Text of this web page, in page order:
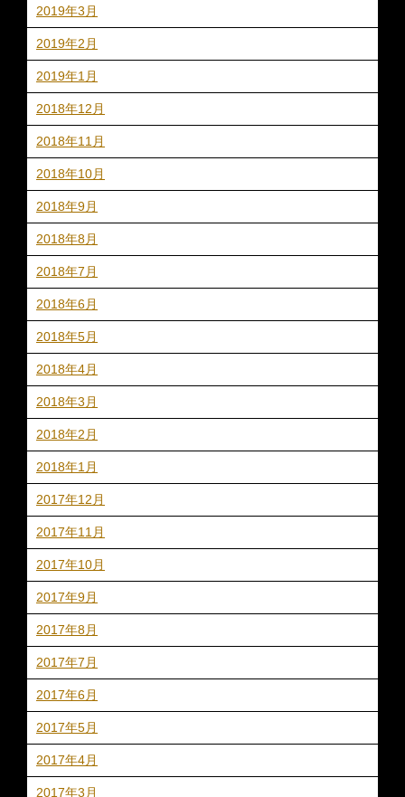
2019年3月
2019年2月
2019年1月
2018年12月
2018年11月
2018年10月
2018年9月
2018年8月
2018年7月
2018年6月
2018年5月
2018年4月
2018年3月
2018年2月
2018年1月
2017年12月
2017年11月
2017年10月
2017年9月
2017年8月
2017年7月
2017年6月
2017年5月
2017年4月
2017年3月